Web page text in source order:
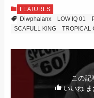
FEATURES
Diwphalanx
LOW IQ 01
SCAFULL KING
TROPICAL
この記
いいね ま